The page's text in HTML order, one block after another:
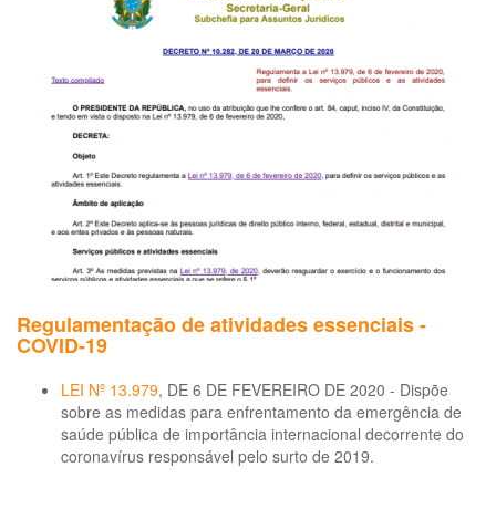
na
Regulamentação de atividades essenciais -
COVID-19
LEI Nº 13.979, DE 6 DE FEVEREIRO DE 2020 - Dispõe
sobre as medidas para enfrentamento da emergência de
saúde pública de importância internacional decorrente do
coronavírus responsável pelo surto de 2019.